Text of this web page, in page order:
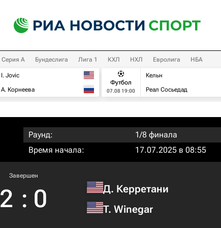
Серия А Бундеслига Лига 1 КХЛ НХЛ Евролига НБА
I. Jovic
А. Корнеева
Футбол
07.08 19:00
Кельн
Реал Сосьедад
Раунд:
1/8 финала
Время начала:
17.07.2025 в 08:55
Завершен
2 : 0
Д. Керретани
T. Winegar